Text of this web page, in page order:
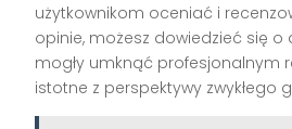
użytkownikom oceniać i
opinie, możesz dowiedzieć się o
mogły umknąć profesjonalnym
istotne z perspektywy zwykłego